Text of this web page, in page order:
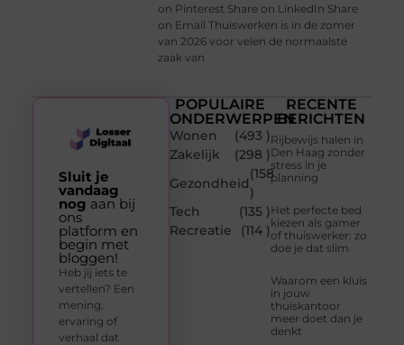
on Pinterest Share on LinkedIn Share
on Email Thuiswerken is in de zomer
van 2026 voor velen de normaalste
zaak van
POPULAIRE
ONDERWERPEN
Wonen
(493 )
Zakelijk
(298 )
Gezondheid
(158
)
Tech
(135 )
Recreatie
(114 )
RECENTE
BERICHTEN
Rijbewijs halen in
Den Haag zonder
stress in je
planning
Het perfecte bed
kiezen als gamer
of thuiswerker: zo
doe je dat slim
Waarom een kluis
in jouw
thuiskantoor
meer doet dan je
denkt
Sluit je
vandaag
nog aan bij
ons
platform en
begin met
bloggen!
Heb jij iets te
vertellen? Een
mening,
ervaring of
verhaal dat